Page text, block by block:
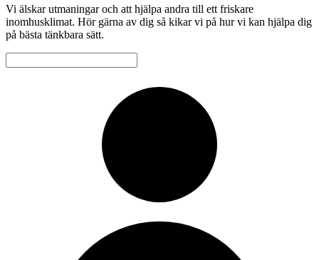
Vi älskar utmaningar och att hjälpa andra till ett friskare
inomhusklimat. Hör gärna av dig så kikar vi på hur vi kan hjälpa dig
på bästa tänkbara sätt.